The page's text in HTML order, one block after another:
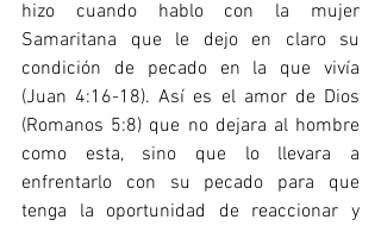
hizo cuando hablo con la mujer
Samaritana que le dejo en claro su
condición de pecado en la que vivía
(Juan 4:16-18). Así es el amor de Dios
(Romanos 5:8) que no dejara al hombre
como esta, sino que lo llevara a
enfrentarlo con su pecado para que
tenga la oportunidad de reaccionar y